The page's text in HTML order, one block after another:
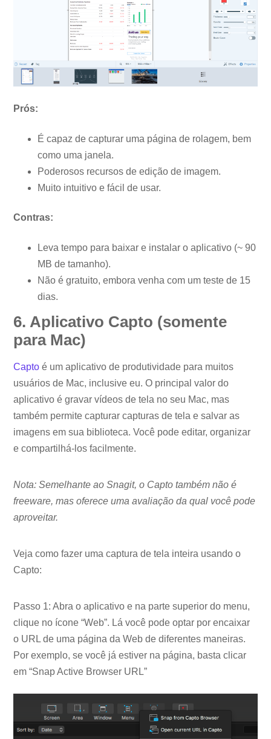
Prós:
É capaz de capturar uma página de rolagem, bem
como uma janela.
Poderosos recursos de edição de imagem.
Muito intuitivo e fácil de usar.
Contras:
Leva tempo para baixar e instalar o aplicativo (~ 90
MB de tamanho).
Não é gratuito, embora venha com um teste de 15
dias.
6. Aplicativo Capto (somente
para Mac)
Capto é um aplicativo de produtividade para muitos
usuários de Mac, inclusive eu. O principal valor do
aplicativo é gravar vídeos de tela no seu Mac, mas
também permite capturar capturas de tela e salvar as
imagens em sua biblioteca. Você pode editar, organizar
e compartilhá-los facilmente.
Nota: Semelhante ao Snagit, o Capto também não é
freeware, mas oferece uma avaliação da qual você pode
aproveitar.
Veja como fazer uma captura de tela inteira usando o
Capto:
Passo 1: Abra o aplicativo e na parte superior do menu,
clique no ícone “Web”. Lá você pode optar por encaixar
o URL de uma página da Web de diferentes maneiras.
Por exemplo, se você já estiver na página, basta clicar
em “Snap Active Browser URL”